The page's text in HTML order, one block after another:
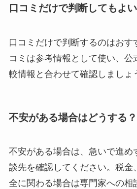
口コミだけで判断してもよ
口コミだけで判断するのはおす
コミは参考情報として使い、公
較情報と合わせて確認しましょ
不安がある場合はどうする？
不安がある場合は、急いで進め
談先を確認してください。税金
全に関わる場合は専門家への相